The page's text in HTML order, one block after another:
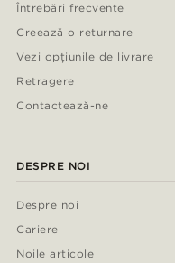
Întrebări frecvente
Creează o returnare
Vezi opțiunile de livrare
Retragere
Contactează-ne
DESPRE NOI
Despre noi
Cariere
Noile articole